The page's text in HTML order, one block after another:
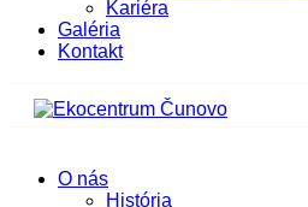
Kariéra
Galéria
Kontakt
O nás
História